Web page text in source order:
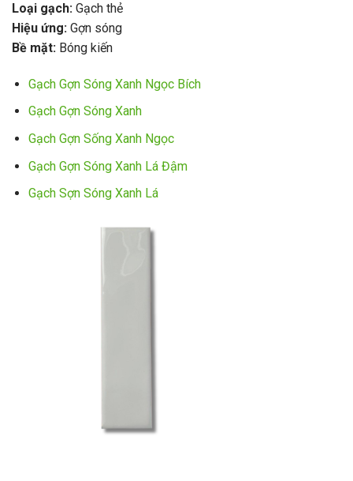
Loại gạch: Gạch thẻ
Hiệu ứng: Gợn sóng
Bề mặt: Bóng kiến
Gạch Gợn Sóng Xanh Ngọc Bích
Gạch Gợn Sóng Xanh
Gạch Gợn Sống Xanh Ngọc
Gạch Gợn Sóng Xanh Lá Đậm
Gạch Sợn Sóng Xanh Lá